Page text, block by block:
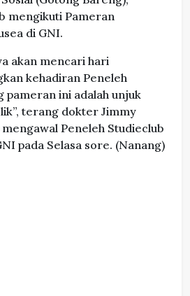
mengikuti Pameran
di GNI.
akan mencari hari
kehadiran Peneleh
pameran ini adalah unjuk
terang dokter Jimmy
Peneleh Studieclub
pada Selasa sore. (Nanang)